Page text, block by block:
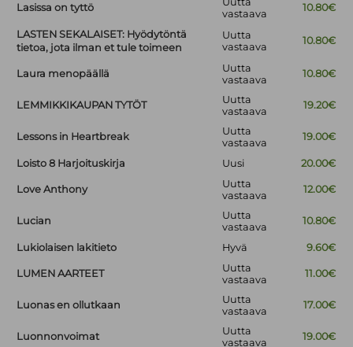
Lasissa on tyttö
vastaava
10.80€
LASTEN SEKALAISET: Hyödytöntä
tietoa, jota ilman et tule toimeen
Uutta
vastaava
10.80€
Laura menopäällä
Uutta
vastaava
10.80€
LEMMIKKIKAUPAN TYTÖT
Uutta
vastaava
19.20€
Lessons in Heartbreak
Uutta
vastaava
19.00€
Loisto 8 Harjoituskirja Uusi 20.00€
Love Anthony
Uutta
vastaava
12.00€
Lucian
Uutta
vastaava
10.80€
Lukiolaisen lakitieto Hyvä 9.60€
LUMEN AARTEET
Uutta
vastaava
11.00€
Luonas en ollutkaan
Uutta
vastaava
17.00€
Luonnonvoimat
Uutta
vastaava
19.00€